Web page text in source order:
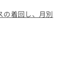
の着回し、月別